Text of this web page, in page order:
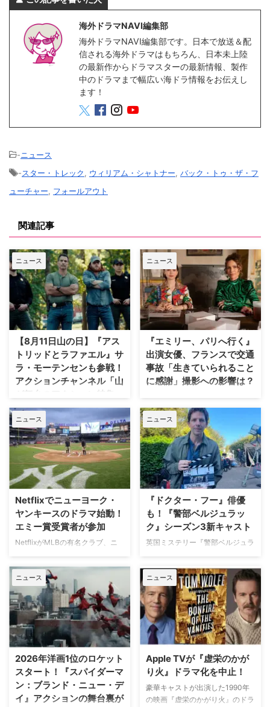
海外ドラマNAVI編集部
海外ドラマNAVI編集部です。日本で放送＆配
信される海外ドラマはもちろん、日本未上陸
の最新作からドラマスターの最新情報、製作
中のドラマまで幅広い海ドラ情報をお伝えし
ます！
-ニュース
-スター・トレック ウィリアム・シャトナー バック・トゥ・ザ・フ
ューチャー
フォールアウト
関連記事
ニュース
【8月11日山の日】『アス
トリッドとラファエル』サ
ラ・モーテンセンも参戦！
アクションチャンネル「山
が舞台のアクション特集」
放送
日本で唯一のアクション海外ドラ
マ専門チャンネル「アクションチ
ャンネル」にて、8月11日の山の
日に合わせた特別編成「山が舞台
のアクション特集」が放送され
る。 8月11日「山の日」に注目の
山岳アクション2作品を特別編成
今回の特集では、米陸軍特殊部隊
出身の保安官が山岳地帯の町で起
きる難事件に挑む全米大ヒット作
『ブルーリッジ 山岳捜査網』が
独占日本初放送。さらに、元特殊
部隊員の父親が娘を守るために大
自然を駆け巡るフランス発の話題
作『デビルズ・リープ～娘を守
れ！最強の親父』が一挙放送され
る。雄大な自然の中で繰り広 …
ニュース
『エミリー、パリへ行く』
出演女優、フランスで交通
事故「生きていられること
に感謝」撮影への影響は？
人気Netflixドラマ『エミリー、パ
リへ行く』第6シーズンに出演す
るイギリス人女優のミニー・ドラ
イヴァーが、フランスでの撮影休
止期間中に深刻な自動車事故に遭
っていたことが分かった。 生き
ていられることに心から感謝 ミ
ニーは過去8週間にわたり、
と題した動画シリーズを投稿。最
終シーズンの撮影で滞在していた
パリでの日常をファンに届けてい
た。しかし8月6日（木）早朝、
公開。「パリの最新情報だけど、
実はロンドンに戻っ …
ニュース
Netflixでニューヨーク・
ヤンキースのドラマ始動！
エミー賞受賞者が参加
NetflixがMLBの有名クラブ、ニ
した新作ドラマシリーズの開発を
進めている。米Varietyが報じ
た。 『オザークへようこそ』ジ
ェイソン・ベイトマンも関与
Netflixは、今年3月のMLB開幕戦
をライヴ配信したのを皮切りに、
7月のホームランダービーもリリ
ースするなど、MLBとの関係性
を深めている。この協力関係は
2028年まで続く予定だ。今月中
旬に行われるフィールド・オブ・
ドリームス（映画『フィールド・
ニュース
『ドクター・フー』俳優
も！『警部ベルジュラッ
ク』シーズン3新キャスト
英国ミステリー『警部ベルジュラ
ている。また、4人のキャストが
新たに加わることも明らかになっ
た。英BBCなど複数のメディアが
伝えている。 これまでで最も衝
撃的な事件に巻き込まれるベルジ
ュラック 1981年から1991年にか
けて英BBCで放送されたジョン・
『Bergerac（原題）』をリブー
トした本作。イギリス海峡に浮か
ぶジャージー島を舞台に、警部の
ジム・ベルジュラックが事件に挑
ニュース
2026年洋画1位のロケット
スタート！『スパイダーマ
ン：ブランド・ニュー・デ
イ』アクションの舞台裏が
ニュース
Apple TVが『虚栄のかが
り火』ドラマ化を中止！
豪華キャストが出演した1990年
の映画『虚栄のかがり火』のドラ